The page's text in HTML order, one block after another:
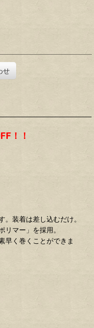
せ
！！
装着は差し込むだけ。
マー」を採用。
早く巻くことができま